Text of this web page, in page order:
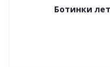
Ботинки